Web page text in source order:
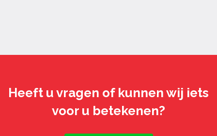
Heeft u vragen of kunnen wij iets
voor u betekenen?